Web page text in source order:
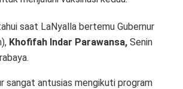
saat LaNyalla bertemu Gubernur
Khofifah Indar Parawansa, Senin
sangat antusias mengikuti program